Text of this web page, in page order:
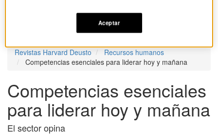
Revistas Harvard Deusto
Recursos humanos
Competencias esenciales para liderar hoy y mañana
Competencias esenciales
para liderar hoy y mañana
El sector opina
Aceptar